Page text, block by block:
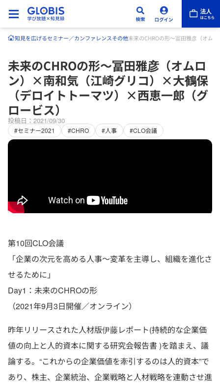
知見を広げるセミナー／カンファレンスその他未来のCHROの形〜冨田雅彦（オム
未来のCHROの形〜冨田雅彦（オムロ
ン）×南和気（江崎グリコ）×大鶴保
（デロイトトーマツ）×西恵一郎（グ
ロービス）
投稿日：2021/09/30
#セミナー2021 #CHRO #人事 #CLO会議
第10回CLO会議
「企業の次元を高める人事〜変革を主導し、組織を進化さ
せるために」
Day1：未来のCHROの形
（2021年9月3日開催／オンライン）
昨年リリースされた人材版伊藤レポート(持続的な企業価
値の向上と人的資本に関する研究会報告書 )を踏まえ、議
論する。“これからの企業価値を牽引するのは人的資本”で
あり、株主、企業統治、企業戦略と人材戦略を連動させ進